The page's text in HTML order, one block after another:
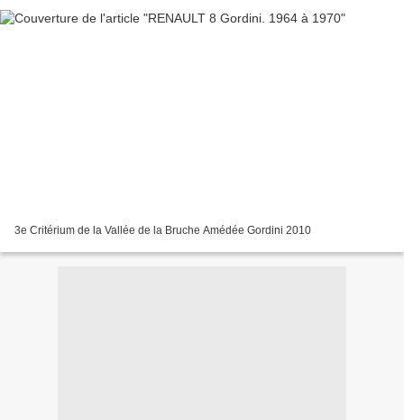
3e Critérium de la Vallée de la Bruche Amédée Gordini 2010